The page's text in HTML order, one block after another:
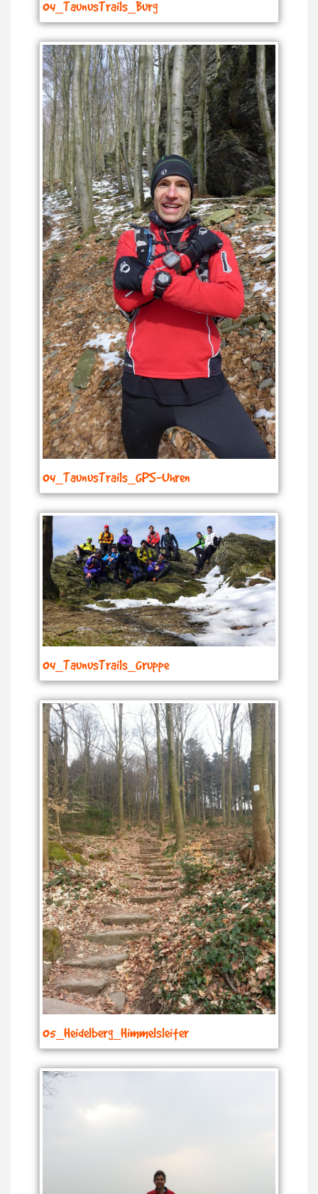
04_TaunusTrails_Burg
04_TaunusTrails_GPS-Uhren
04_TaunusTrails_Gruppe
05_Heidelberg_Himmelsleiter